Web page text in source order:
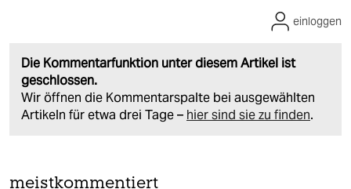
Die Kommentarfunktion unter diesem Artikel ist
geschlossen.
Wir öffnen die Kommentarspalte bei ausgewählten
Artikeln für etwa drei Tage – hier sind sie zu finden.
einloggen
meistkommentiert